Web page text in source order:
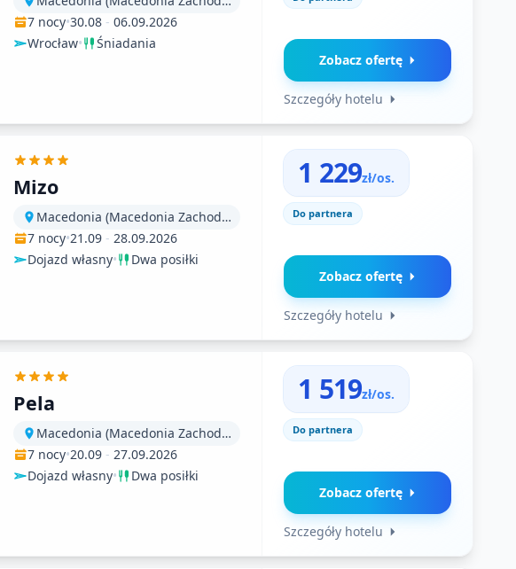
7 nocy•30.08 - 06.09.2026
Wrocław• Śniadania
Zobacz ofertę
Szczegóły hotelu
Mizo
Macedonia (Macedonia Zachodnia)
7 nocy•21.09 - 28.09.2026
Dojazd własny• Dwa posiłki
1 229zł/os.
Do partnera
Zobacz ofertę
Szczegóły hotelu
Pela
Macedonia (Macedonia Zachodnia)
7 nocy•20.09 - 27.09.2026
Dojazd własny• Dwa posiłki
1 519zł/os.
Do partnera
Zobacz ofertę
Szczegóły hotelu